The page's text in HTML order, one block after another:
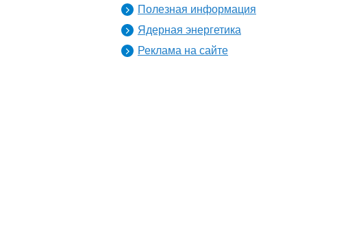
Полезная информация
Ядерная энергетика
Реклама на сайте